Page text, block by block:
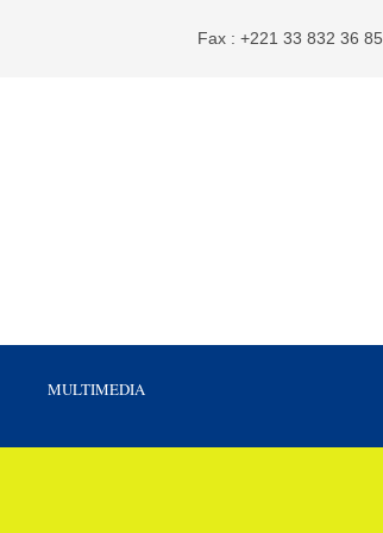
Fax : +221 33 832 36 85
MULTIMEDIA